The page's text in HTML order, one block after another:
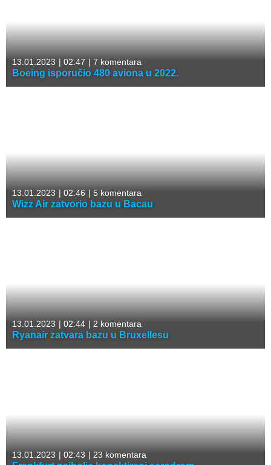
13.01.2023 | 02:47 | 7 komentara
Boeing isporučio 480 aviona u 2022.
13.01.2023 | 02:46 | 5 komentara
Wizz Air zatvorio bazu u Bacau
13.01.2023 | 02:44 | 2 komentara
Ryanair zatvara bazu u Bruxellesu
13.01.2023 | 02:43 | 23 komentara